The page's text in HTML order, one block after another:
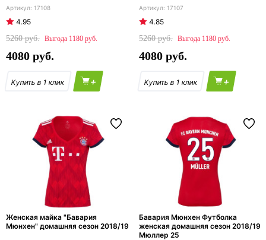
17108
4.95
5260
1180
4080
+
17107
4.85
5260
1180
4080
+
Женская майка "Бавария
Мюнхен" домашняя сезон 2018/19
Бавария Мюнхен Футболка
женская домашняя сезон 2018/19
Мюллер 25